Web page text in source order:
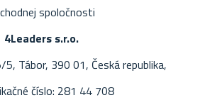
spoločnosti
4Leaders s.r.o.
Tábor, 390 01, Česká republika,
číslo: 281 44 708